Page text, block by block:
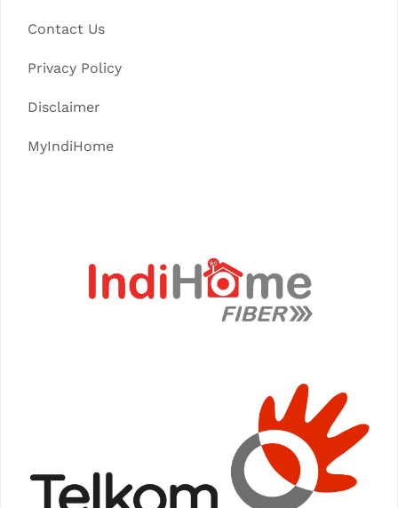
Contact Us
Privacy Policy
Disclaimer
MyIndiHome